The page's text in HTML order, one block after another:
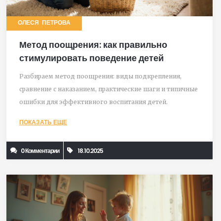
ОЛЕСЯ ПЕТРОВА
Метод поощрения: как правильно
стимулировать поведение детей
Разбираем метод поощрения: виды подкрепления,
сравнение с наказанием, практические шаги и типичные
ошибки для эффективного воспитания детей.
ПОКАЗАТЬ ЕЩЕ
0 Комментарии 18.10.2025